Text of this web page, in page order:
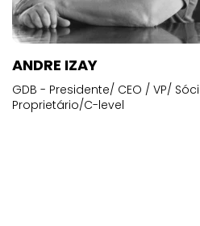
ANDRE IZAY
GDB - Presidente/ CEO / VP/ Sócio
Proprietário/C-level